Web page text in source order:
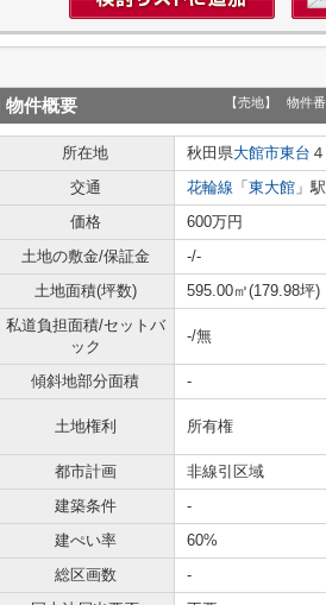
物件概要 【売地】 物件
所在地 秋田県大館市東台
交通
花輪線 「 東大館 」
価格
600万円
土地の敷金/保証金
-/-
土地面積(坪数)
595.00㎡(179.98坪)
私道負担面積/セットバ
ック
-/無
傾斜地部分面積 -
土地権利 所有権
都市計画
非線引区域
建築条件
-
建ぺい率
60%
総区画数
-